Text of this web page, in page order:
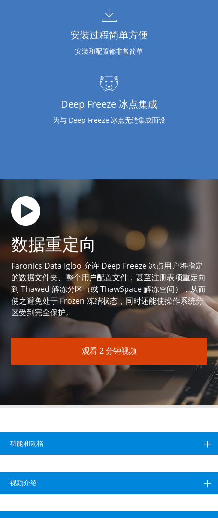
安装过程简单方便
安装和配置都非常简单
Deep Freeze 冰点集成
为与 Deep Freeze 冰点无缝集成而设
数据重定向
Faronics Data Igloo 允许 Deep Freeze 冰点用户将指定
的数据文件夹、整个用户配置文件，甚至注册表项重定向
到 Thawed 解冻分区（或 ThawSpace 解冻空间），从而
使之避免处于 Frozen 冻结状态，同时还能使操作系统分
区受到完全保护。
观看 2 分钟视频
功能和规格
视频介绍